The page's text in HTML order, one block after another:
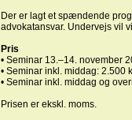
Der er lagt et spændende
advokatansvar. Undervejs vil
Pris
• Seminar 13.–14. november
• Seminar inkl. middag: 2.500
• Seminar inkl. middag og
Prisen er ekskl. moms.